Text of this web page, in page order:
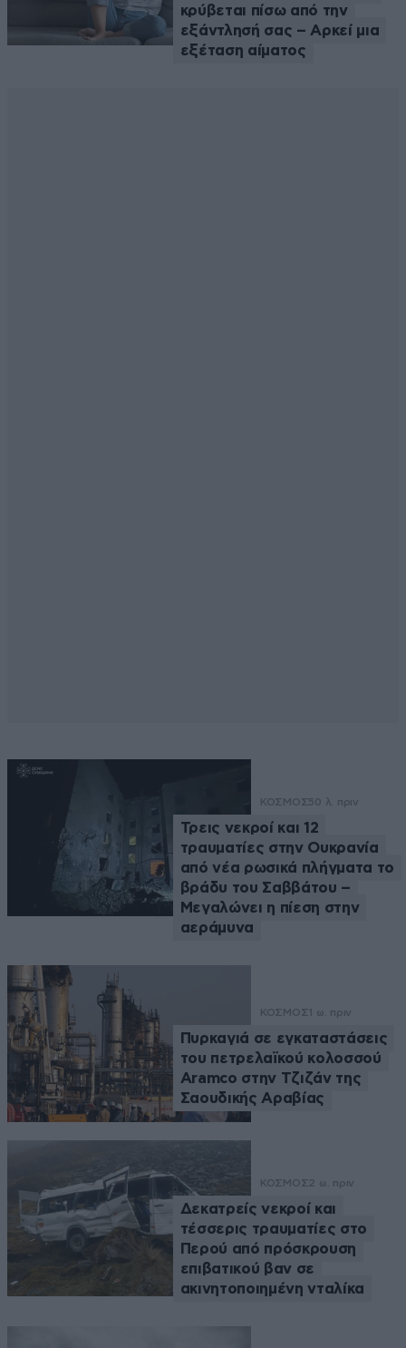
κρύβεται πίσω από την
εξάντλησή σας – Αρκεί μια
εξέταση αίματος
ΚΟΣΜΟΣ50 λ. πριν
Τρεις νεκροί και 12
τραυματίες στην Ουκρανία
από νέα ρωσικά πλήγματα το
βράδυ του Σαββάτου –
Μεγαλώνει η πίεση στην
αεράμυνα
ΚΟΣΜΟΣ 1 ω. πριν
Πυρκαγιά σε εγκαταστάσεις
του πετρελαϊκού κολοσσού
Aramco στην Τζιζάν της
Σαουδικής Αραβίας
ΚΟΣΜΟΣ2 ω. πριν
Δεκατρείς νεκροί και
τέσσερις τραυματίες στο
Περού από πρόσκρουση
επιβατικού βαν σε
ακινητοποιημένη νταλίκα